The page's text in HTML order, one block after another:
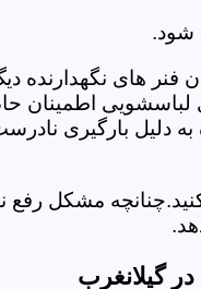
شود.
های نگهدارنده
لباسشویی
دلیل بارگیری
مشکل رفع
گیلانغرب